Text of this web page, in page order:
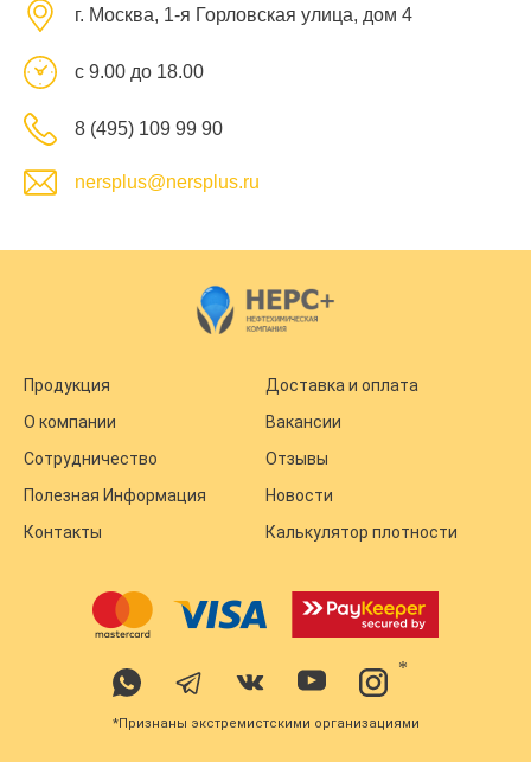
г. Москва, 1-я Горловская улица, дом 4
с 9.00 до 18.00
8 (495) 109 99 90
nersplus@nersplus.ru
Продукция
Доставка и оплата
О компании
Вакансии
Сотрудничество
Отзывы
Полезная Информация
Новости
Контакты
Калькулятор плотности
*
*Признаны экстремистскими организациями